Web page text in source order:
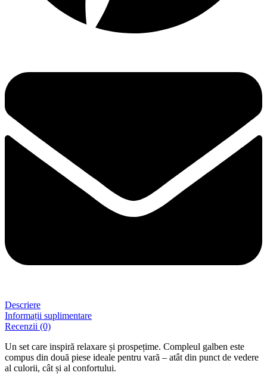
Descriere
Informații suplimentare
Recenzii (0)
Un set care inspiră relaxare și prospețime. Compleul galben este
compus din două piese ideale pentru vară – atât din punct de vedere
al culorii, cât și al confortului.